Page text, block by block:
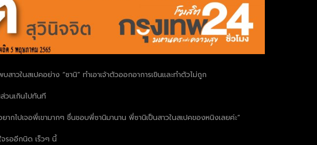
วในสเปคอย่าง “ซานิ” ทำเอาเจ้าตัวออกอาการเขินและทำตัวไม่ถูก
วนเกินไปทันที
ไปเจอพี่เขามากๆ ชื่นชอบพี่ซานิมานาน พี่ซานิเป็นสาวในสเปคของหนิงเลยค่ะ”
รออีกนิด เร็วๆ นี้